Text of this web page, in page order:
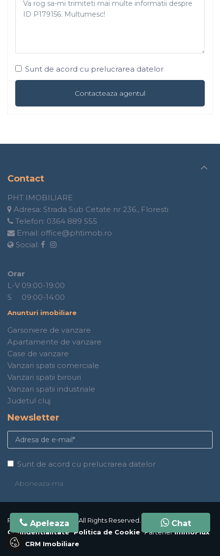
Sunt de acord cu prelucrarea datelor
Apeleaza Chat
Chat
Contact
PHT IMOBILIARE
Adresa: Strada Sub Cetate nr 236., Floresti
Telefon: 0364 889 555
Email: office@phtimob.ro
Social:
Orar
L-V 09:00-19:00
S 09:00-14:00
Anunturi imobiliare
Garsoniere de vanzare
Apartamente de vanzare
Case de vanzare
Vanzari spatii comerciale
Vanzari spatii birouri
Vanzari spatii industriale
Judetul cluj
Newsletter
Sunt de acord cu prelucrarea datelor
PHT Imobiliare © 2026 All Rights Reserved.
Politica de
Confidentialitate Politica de CookiePartenerImmoFlux
CRM CRM Imobiliare